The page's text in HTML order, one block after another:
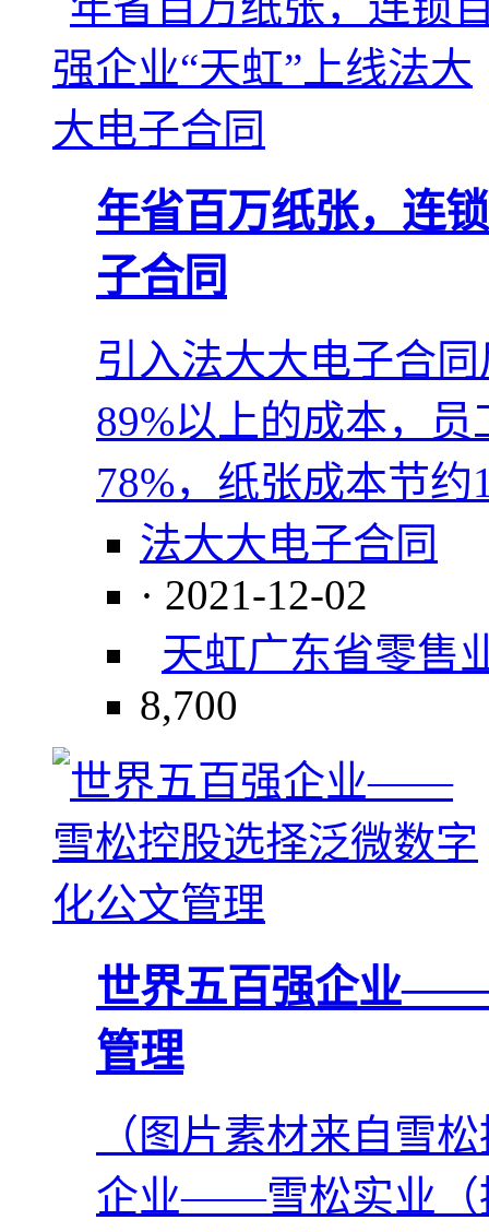
年省百万纸张，连
子合同
引入法大大电子合
89%以上的成本，
78%，纸张成本节约
法大大电子合同
· 2021-12-02
天虹广东省零售
8,700
世界五百强企业——
管理
（图片素材来自雪
企业——雪松实业（